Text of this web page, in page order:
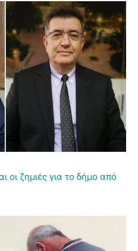
οι ζημιές για το δήμο από